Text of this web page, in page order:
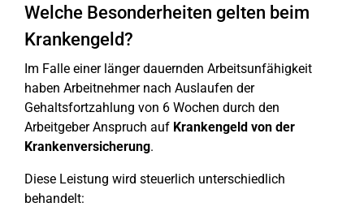
Welche Besonderheiten gelten beim
Krankengeld?
Im Falle einer länger dauernden Arbeitsunfähigkeit
haben Arbeitnehmer nach Auslaufen der
Gehaltsfortzahlung von 6 Wochen durch den
Arbeitgeber Anspruch auf Krankengeld von der
Krankenversicherung.
Diese Leistung wird steuerlich unterschiedlich
behandelt: